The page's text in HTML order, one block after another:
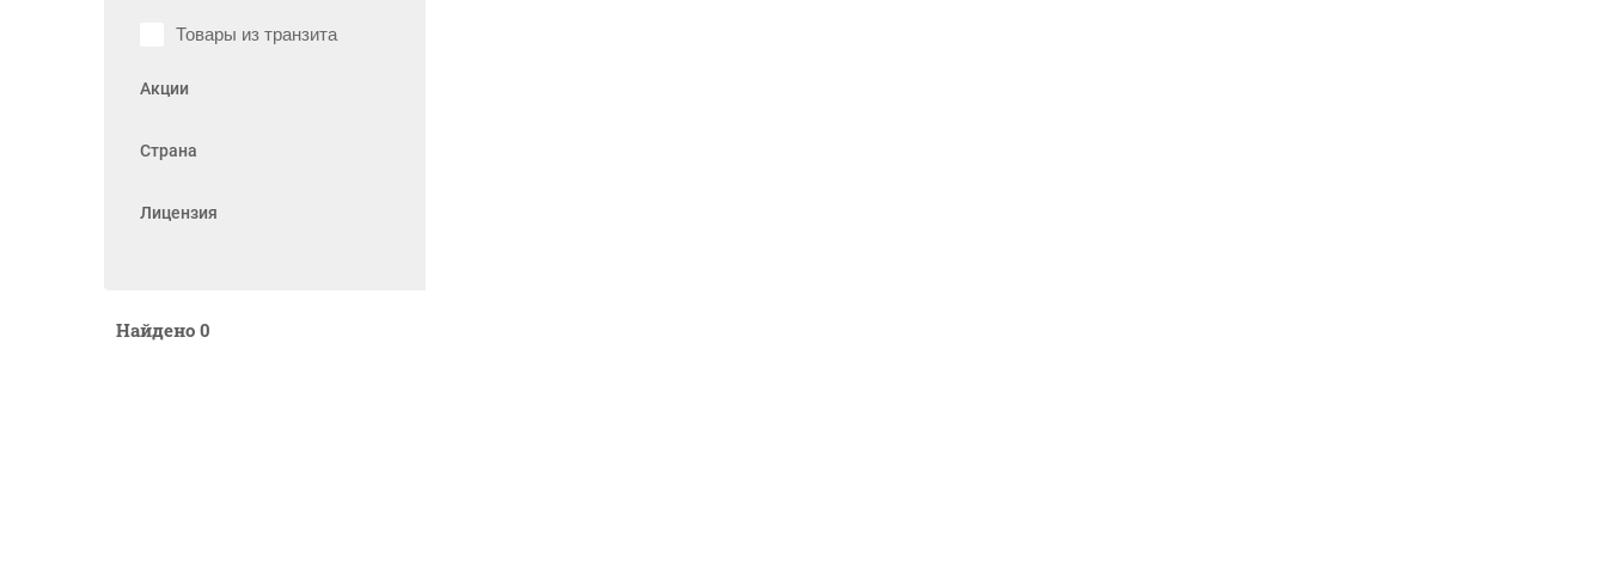
Товары из транзита
Акции
Страна
Лицензия
Найдено 0